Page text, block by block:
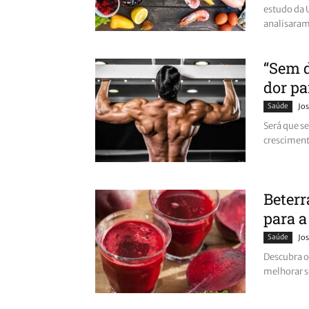
estudo da
“Sem
dor
Saúde
Será que
para
Saúde
Descubra
melhorar